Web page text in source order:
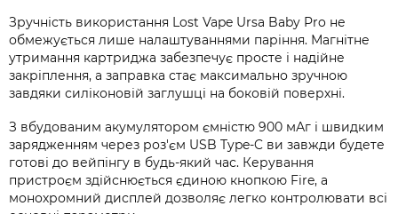
Зручність використання Lost Vape Ursa Baby Pro не
обмежується лише налаштуваннями паріння. Магнітне
утримання картриджа забезпечує просте і надійне
закріплення, а заправка стає максимально зручною
завдяки силіконовій заглушці на боковій поверхні.
З вбудованим акумулятором ємністю 900 мАг і швидким
зарядженням через роз'єм USB Type-C ви завжди будете
готові до вейпінгу в будь-який час. Керування
пристроєм здійснюється єдиною кнопкою Fire, а
монохромний дисплей дозволяє легко контролювати всі